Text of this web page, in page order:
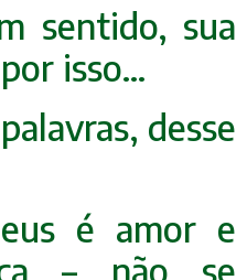
sentido, sua
isso…
desse
é amor e
– não se